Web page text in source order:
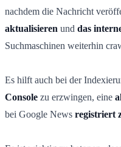
nachdem die Nachricht
aktualisieren und das
Suchmaschinen weiterhin
Es hilft auch bei der
Console zu erzwingen, eine
bei Google News registriert